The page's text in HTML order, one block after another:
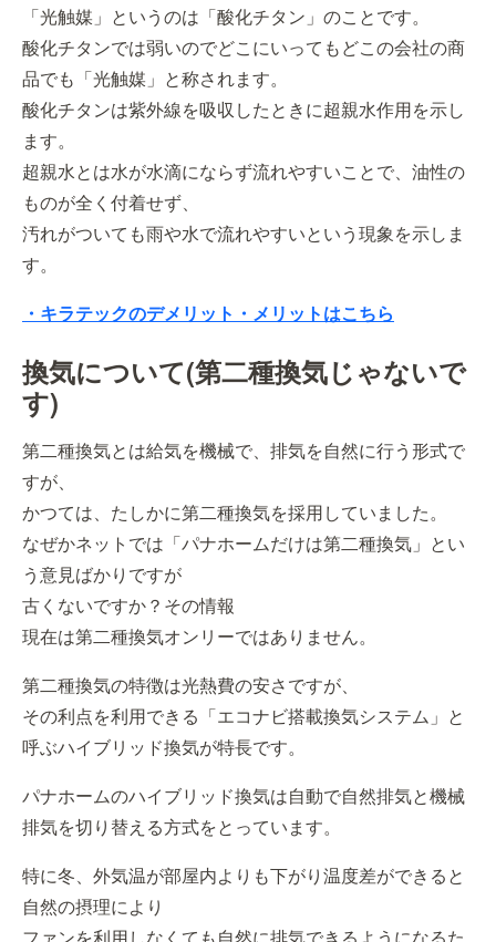
「光触媒」というのは「酸化チタン」のことです。
酸化チタンでは弱いのでどこにいってもどこの会社の商
品でも「光触媒」と称されます。
酸化チタンは紫外線を吸収したときに超親水作用を示し
ます。
超親水とは水が水滴にならず流れやすいことで、油性の
ものが全く付着せず、
汚れがついても雨や水で流れやすいという現象を示しま
す。
・キラテックのデメリット・メリットはこちら
換気について(第二種換気じゃないで
す)
第二種換気とは給気を機械で、排気を自然に行う形式で
すが、
かつては、たしかに第二種換気を採用していました。
なぜかネットでは「パナホームだけは第二種換気」とい
う意見ばかりですが
古くないですか？その情報
現在は第二種換気オンリーではありません。
第二種換気の特徴は光熱費の安さですが、
その利点を利用できる「エコナビ搭載換気システム」と
呼ぶハイブリッド換気が特長です。
パナホームのハイブリッド換気は自動で自然排気と機械
排気を切り替える方式をとっています。
特に冬、外気温が部屋内よりも下がり温度差ができると
自然の摂理により